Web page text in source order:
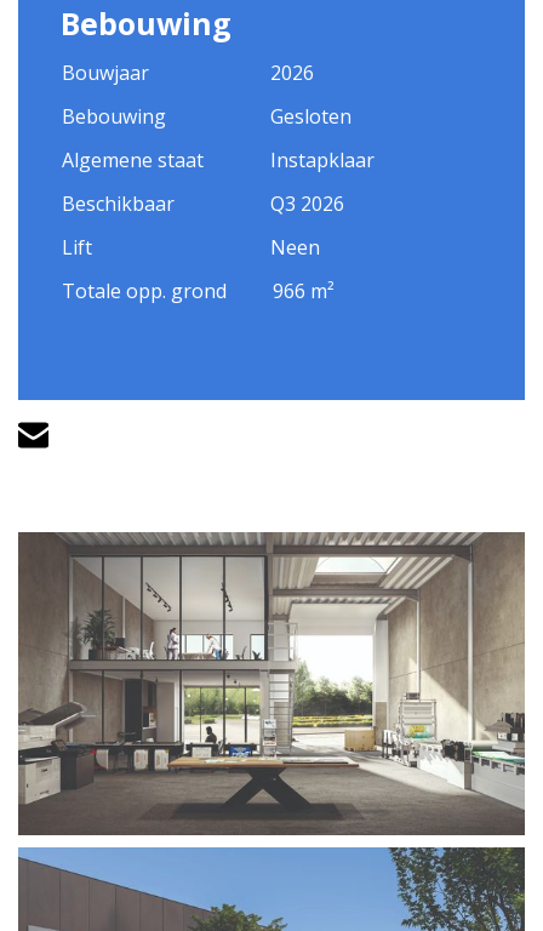
Bebouwing
Bouwjaar
2026
Bebouwing
Gesloten
Algemene staat
Instapklaar
Beschikbaar
Q3 2026
Lift
Neen
Totale opp. grond
966 m²